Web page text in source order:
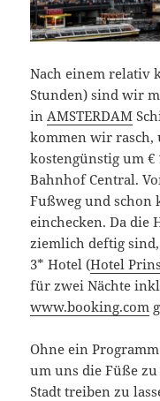
Nach einem relativ
Stunden) sind wir
in AMSTERDAM
kommen wir
kostengünstig um €
Bahnhof Central.
Fußweg und
einchecken. Da die
ziemlich deftig
3* Hotel (Hotel
für zwei Nächte
www.booking.com
Ohne ein
um uns die Füße
Stadt treiben zu